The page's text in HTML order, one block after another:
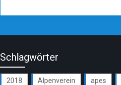
Schlagwörter
2018 Alpenverein apes